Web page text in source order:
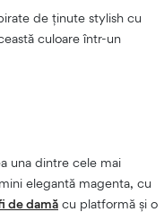
de ținute stylish cu
culoare într-un
una dintre cele mai
elegantă magenta, cu
de damă cu platformă și o